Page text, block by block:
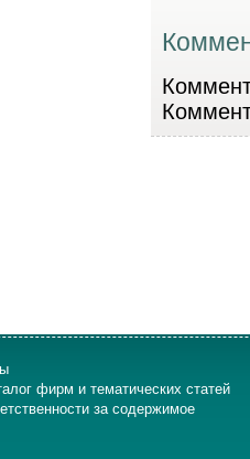
фирм и тематических статей
за содержимое